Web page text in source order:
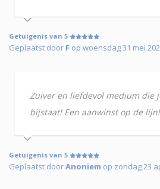
Getuigenis van 5
Geplaatst door F op woensdag 31 mei
Zuiver en liefdevol medium die
bijstaat! Een aanwinst op de lijn!
Getuigenis van 5
Geplaatst doorAnoniem op zondag 23